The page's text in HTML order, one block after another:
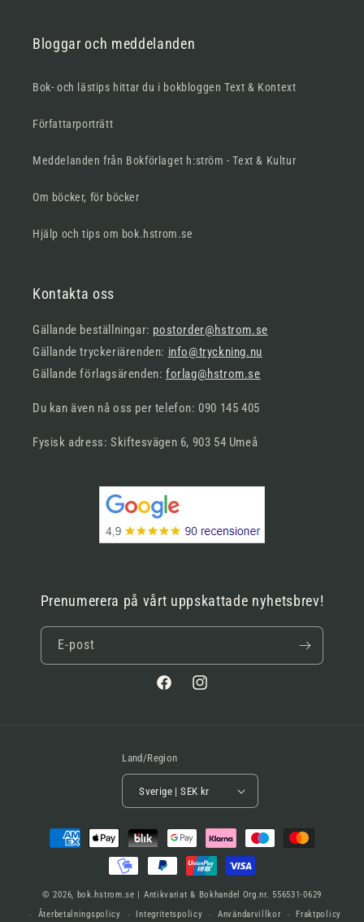
Bloggar och meddelanden
Bok- och lästips hittar du i bokbloggen Text & Kontext
Författarporträtt
Meddelanden från Bokförlaget h:ström - Text & Kultur
Om böcker, för böcker
Hjälp och tips om bok.hstrom.se
Kontakta oss
Gällande beställningar: postorder@hstrom.se
Gällande tryckeriärenden: info@tryckning.nu
Gällande förlagsärenden:forlag@hstrom.se
Du kan även nå oss per telefon: 090 145 405
Fysisk adress: Skiftesvägen 6, 903 54 Umeå
Prenumerera på vårt uppskattade nyhetsbrev!
E-post
FacebookInstagram
Land/Region
Sverige | SEK kr
Betalningsmetoder
© 2026, bok.hstrom.se | Antikvariat & Bokhandel Org.nr. 556531-0629
Återbetalningspolicy
Integritetspolicy Användarvillkor Fraktpolicy